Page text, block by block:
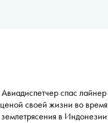
Авиадиспетчер спас лайнер
ценой своей жизни во время
землетрясения в Индонезии